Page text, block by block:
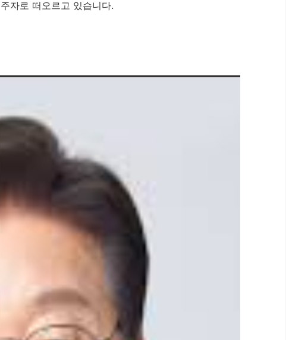
자로 떠오르고 있습니다.